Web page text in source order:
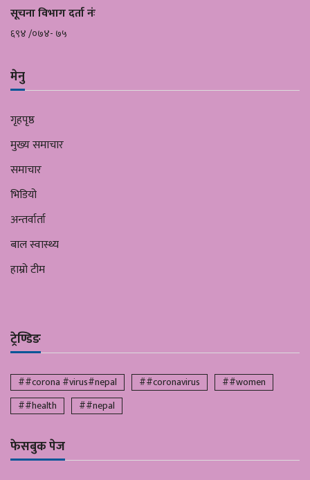
सूचना विभाग दर्ता नंः
६९४ /०७४- ७५
मेनु
गृहपृष्ठ
मुख्य समाचार
समाचार
भिडियो
अन्तर्वार्ता
बाल स्वास्थ्य
हाम्रो टीम
ट्रेण्डिङ
##corona #virus#nepal ##coronavirus
##women
##health
##nepal
फेसबुक पेज